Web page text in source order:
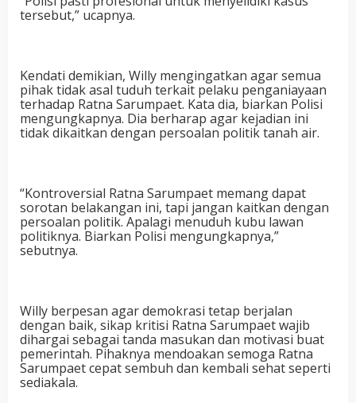
tersebut,” ucapnya.
Kendati demikian, Willy mengingatkan agar semua
pihak tidak asal tuduh terkait pelaku penganiayaan
terhadap Ratna Sarumpaet. Kata dia, biarkan Polisi
mengungkapnya. Dia berharap agar kejadian ini
tidak dikaitkan dengan persoalan politik tanah air.
“Kontroversial Ratna Sarumpaet memang dapat
sorotan belakangan ini, tapi jangan kaitkan dengan
persoalan politik. Apalagi menuduh kubu lawan
politiknya. Biarkan Polisi mengungkapnya,”
sebutnya.
Willy berpesan agar demokrasi tetap berjalan
dengan baik, sikap kritisi Ratna Sarumpaet wajib
dihargai sebagai tanda masukan dan motivasi buat
pemerintah. Pihaknya mendoakan semoga Ratna
Sarumpaet cepat sembuh dan kembali sehat seperti
sediakala.